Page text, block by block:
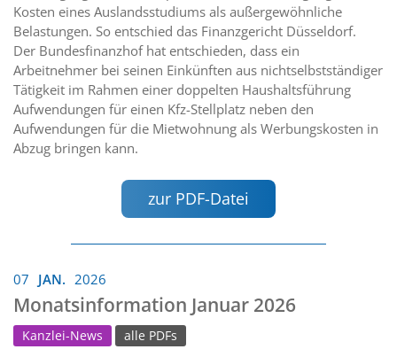
Kosten eines Auslandsstudiums als außergewöhnliche
Belastungen. So entschied das Finanzgericht Düsseldorf.
Der Bundesfinanzhof hat entschieden, dass ein
Arbeitnehmer bei seinen Einkünften aus nichtselbstständiger
Tätigkeit im Rahmen einer doppelten Haushaltsführung
Aufwendungen für einen Kfz-Stellplatz neben den
Aufwendungen für die Mietwohnung als Werbungskosten in
Abzug bringen kann.
zur PDF-Datei
07 JAN. 2026
Monatsinformation Januar 2026
Kanzlei-News alle PDFs